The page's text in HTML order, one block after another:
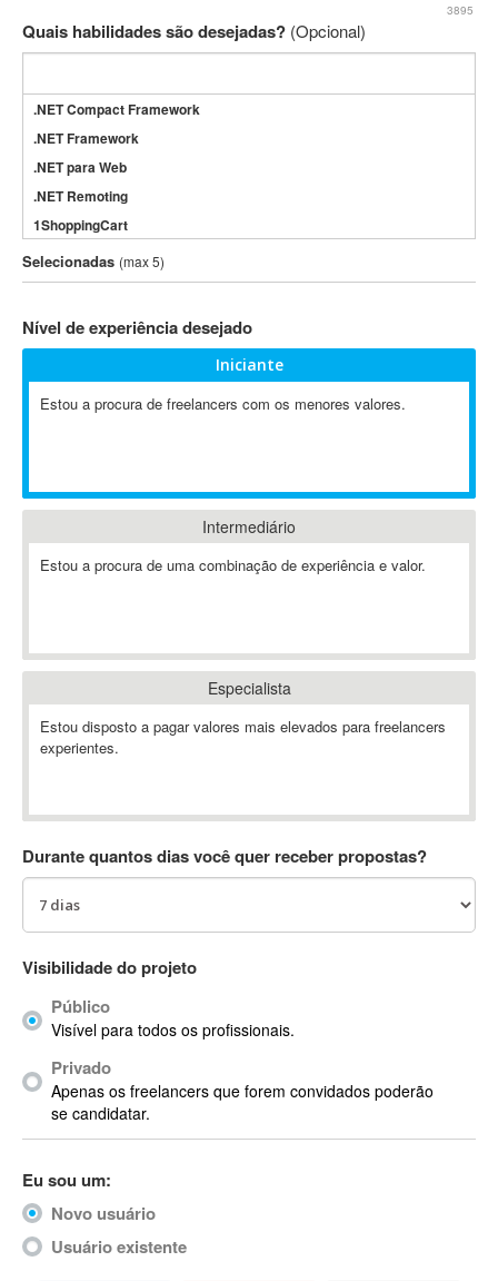
3895
Quais habilidades são desejadas? (Opcional)
.NET Compact Framework
.NET Framework
.NET para Web
.NET Remoting
1ShoppingCart
3DS Max
3GSM
802.11
A-GPS
ABAP
Abaqus
ABBYY FineReader
Ableton
Ableton Push
Abstract
AC3
ACID Pro
ACPI
Acrobat
Acrobat X
Acronis
ACT
Actimize
ActionScript
ActionScript 3
Selecionadas (max 5)
Nível de experiência desejado
Iniciante
Estou a procura de freelancers com os menores valores.
Intermediário
Estou a procura de uma combinação de experiência e valor.
Especialista
Estou disposto a pagar valores mais elevados para freelancers
experientes.
Durante quantos dias você quer receber propostas?
Visibilidade do projeto
Público
Visível para todos os profissionais.
Privado
Apenas os freelancers que forem convidados poderão
se candidatar.
Eu sou um:
Novo usuário
Usuário existente